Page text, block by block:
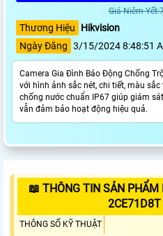
Giá Niêm
Thương Hiệu
Hikvision
Ngày Đăng 3/15/2024 8:48:51
Camera Gia Đình Báo Động Chống
với hình ảnh sắc nét, chi tiết, màu
chống nước chuẩn IP67 giúp giám
vẫn đảm bảo hoạt động hiệu quả.
📖 THÔNG TIN SẢN
2CE71D8T
THÔNG SỐ KỸ THUẬT